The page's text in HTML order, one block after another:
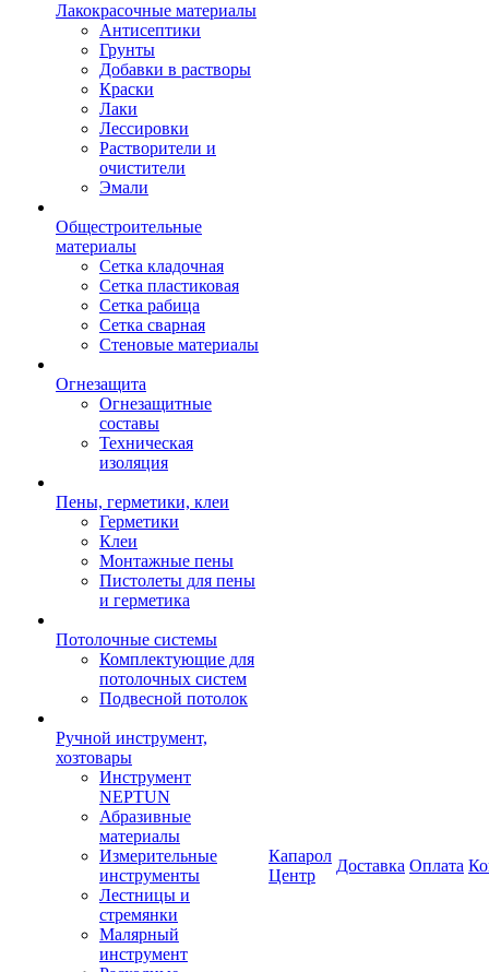
Лакокрасочные материалы
Антисептики
Грунты
Добавки в растворы
Краски
Лаки
Лессировки
Растворители и
очистители
Эмали
Общестроительные
материалы
Сетка кладочная
Сетка пластиковая
Сетка рабица
Сетка сварная
Стеновые материалы
Огнезащита
Огнезащитные
составы
Техническая
изоляция
Пены, герметики, клеи
Герметики
Клеи
Монтажные пены
Пистолеты для пены
и герметика
Потолочные системы
Комплектующие для
потолочных систем
Подвесной потолок
Ручной инструмент,
хозтовары
Инструмент
NEPTUN
Абразивные
материалы
Измерительные
инструменты
Лестницы и
стремянки
Малярный
инструмент
Капарол
Центр
Доставка Оплата